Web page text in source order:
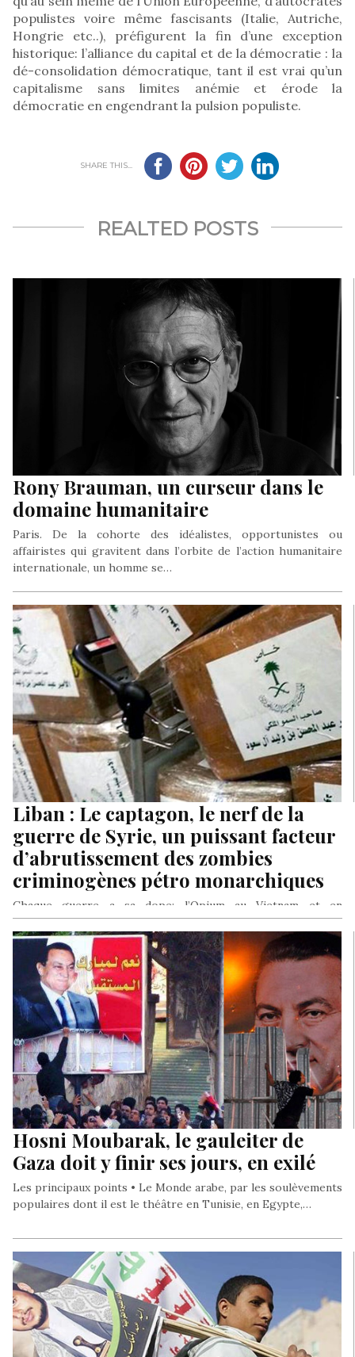
populistes voire même fascisants (Italie, Autriche,
Hongrie etc..), préfigurent la fin d’une exception
historique: l’alliance du capital et de la démocratie : la
dé-consolidation démocratique, tant il est vrai qu’un
capitalisme sans limites anémie et érode la
démocratie en engendrant la pulsion populiste.
SHARE THIS...
REALTED POSTS
Rony Brauman, un curseur dans le
domaine humanitaire
Paris. De la cohorte des idéalistes, opportunistes ou
affairistes qui gravitent dans l’orbite de l’action humanitaire
internationale, un homme se…
Liban : Le captagon, le nerf de la
guerre de Syrie, un puissant facteur
d’abrutissement des zombies
criminogènes pétro monarchiques
Chaque guerre a sa dope: l’Opium au Vietnam et en
Afghanistan, dans la décennie 1970-1980, le crack
commercialisé par le FBI au sein de la communauté noire de
Los Angeles pour financier les «contras» en Amérique latine,
particulièrement contre le régime sandiniste du Nicaragua,
dans la décennie 1980, le captagon, enfin, pour les guerres de
prédation économique du Monde arabe au XXI me siècle.
Hosni Moubarak, le gauleiter de
Gaza doit y finir ses jours, en exilé
Les principaux points • Le Monde arabe, par les soulèvements
populaires dont il est le théâtre en Tunisie, en Egypte,…